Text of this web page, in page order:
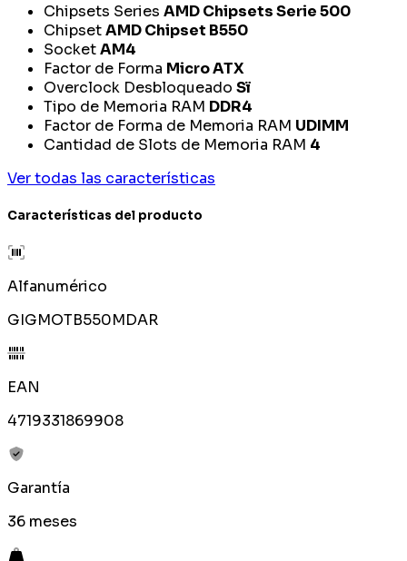
Chipsets Series AMD Chipsets Serie 500
ChipsetAMD Chipset B550
SocketAM4
Factor de Forma Micro ATX
Overclock Desbloqueado Sï
Tipo de Memoria RAM DDR4
Factor de Forma de Memoria RAM UDIMM
Cantidad de Slots de Memoria RAM 4
Ver todas las características
Características del producto
Alfanumérico
GIGMOTB550MDAR
EAN
4719331869908
Garantía
36 meses